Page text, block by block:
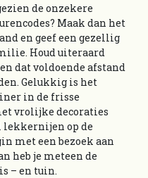
de onzekere
Maak dan het
en geef een gezellig
Houd uiteraard
dat voldoende afstand
Gelukkig is het
in de frisse
vrolijke decoraties
op de
met een bezoek aan
heb je meteen de
– en tuin.